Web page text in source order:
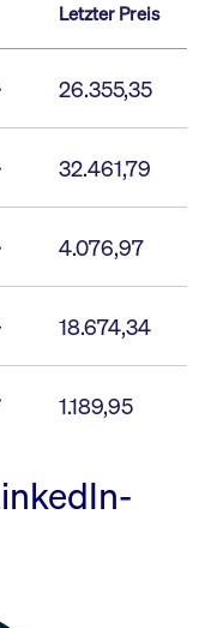
Letzter Preis
26.355,35
32.461,79
4.076,97
18.674,34
1.189,95